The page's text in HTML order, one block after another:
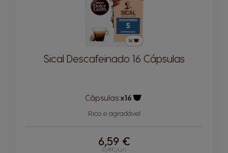
Sical Descafeinado 16 Cápsulas
Cápsulas:x16
Rico e agradável
0,41€/un
6,59 €